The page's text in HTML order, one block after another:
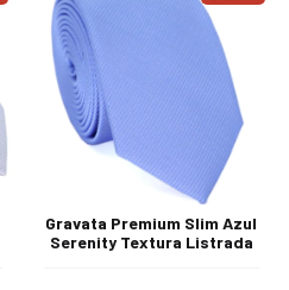
Gravata Premium Slim Azul
Serenity Textura Listrada